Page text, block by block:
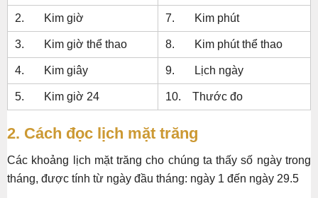
2. Kim giờ 7. Kim phút
3. Kim giờ thể thao 8. Kim phút thể thao
4. Kim giây 9. Lịch ngày
5. Kim giờ 24 10. Thước đo
2. Cách đọc lịch mặt trăng
Các khoảng lịch mặt trăng cho chúng ta thấy số ngày trong
tháng, được tính từ ngày đầu tháng: ngày 1 đến ngày 29.5